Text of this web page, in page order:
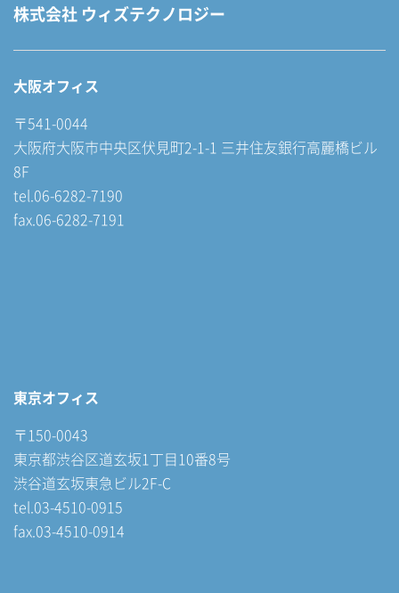
株式会社 ウィズテクノロジー
大阪オフィス
〒541-0044
大阪府大阪市中央区伏見町2-1-1 三井住友銀行高麗橋ビル
8F
tel.06-6282-7190
fax.06-6282-7191
東京オフィス
〒150-0043
東京都渋谷区道玄坂1丁目10番8号
渋谷道玄坂東急ビル2F-C
tel.03-4510-0915
fax.03-4510-0914